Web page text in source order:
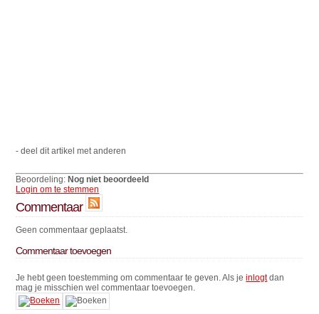
- deel dit artikel met anderen
Beoordeling: Nog niet beoordeeld
Login om te stemmen
Commentaar
Geen commentaar geplaatst.
Commentaar toevoegen
Je hebt geen toestemming om commentaar te geven. Als jeinlogtdan
mag je misschien wel commentaar toevoegen.